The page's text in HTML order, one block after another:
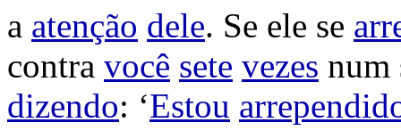
a atenção dele. Se ele se
contra você sete vezes
dizendo: ‘Estou